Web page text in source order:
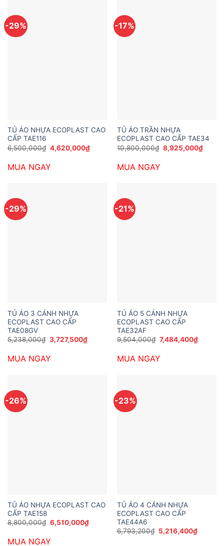
-29%
TỦ ÁO NHỰA ECOPLAST CAO
CẤP TAE116
6,500,000₫ Giá
gốc
6,500,000₫.
4,620,000₫Giá
hiện
MUA NGAY
-17%
TỦ ÁO TRẦN NHỰA
ECOPLAST CAO CẤP TAE34
10,800,000₫ Giá
gốc
8,925,000₫Giá
hiện
MUA NGAY
-29%
TỦ ÁO 3 CÁNH NHỰA
ECOPLAST CAO CẤP
TAE08GV
5,238,000₫ Giá
gốc
5,238,000₫.
3,727,500₫Giá
hiện
MUA NGAY
-21%
TỦ ÁO 5 CÁNH NHỰA
ECOPLAST CAO CẤP
TAE32AF
9,504,000₫ Giá
gốc
9,504,000₫.
7,484,400₫Giá
hiện
MUA NGAY
-26%
TỦ ÁO NHỰA ECOPLAST CAO
CẤP TAE158
8,800,000₫ Giá
gốc
8,800,000₫.
6,510,000₫Giá
hiện
MUA NGAY
-23%
TỦ ÁO 4 CÁNH NHỰA
ECOPLAST CAO CẤP
TAE44A6
6,793,200₫ Giá
gốc
5,216,400₫Giá
hiện